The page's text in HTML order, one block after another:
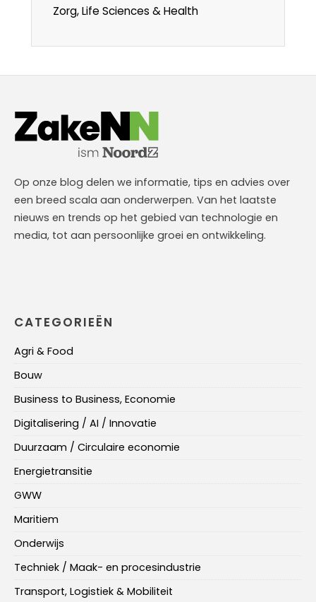
Zorg, Life Sciences & Health
Op onze blog delen we informatie, tips en advies over
een breed scala aan onderwerpen. Van het laatste
nieuws en trends op het gebied van technologie en
media, tot aan persoonlijke groei en ontwikkeling.
CATEGORIEËN
Agri & Food
Bouw
Business to Business, Economie
Digitalisering / AI / Innovatie
Duurzaam / Circulaire economie
Energietransitie
GWW
Maritiem
Onderwijs
Techniek / Maak- en procesindustrie
Transport, Logistiek & Mobiliteit